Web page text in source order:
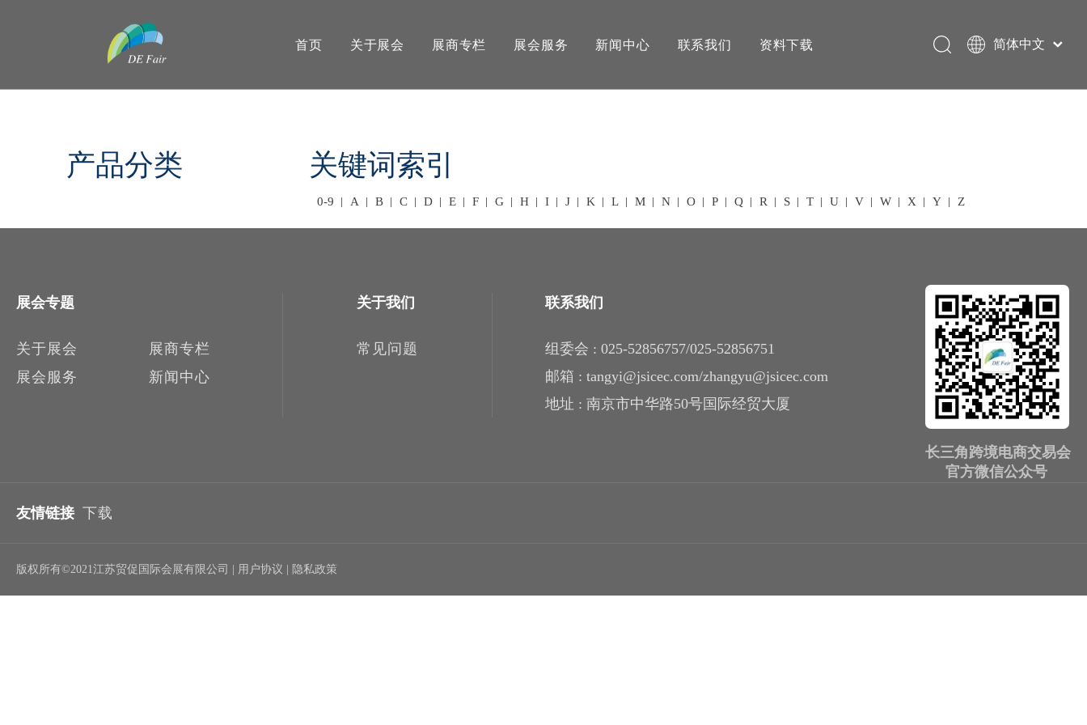
首页 关于展会 展商专栏 展会服务 新闻中心 联系我们 资料下载
简体中文
产品分类 关键词索引
0-9 A B C D E F G H I J K L M N O P Q R S T U V W X Y Z
展会专题
关于展会
展商专栏
展会服务
新闻中心
关于我们
常见问题
联系我们
组委会 : 025-52856757/025-52856751
邮箱 : tangyi@jsicec.com​​​​​​​/zhangyu@jsicec.com
地址 : 南京市中华路50号国际经贸大厦
友情链接 下载
长三角跨境电商交易会
官方微信公众号
版权所有©2021江苏贸促国际会展有限公司 | 用户协议 | 隐私政策